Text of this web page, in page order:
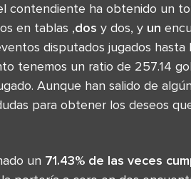
contendiente ha obtenido un
en tablas ,dos y dos, y un
disputados jugados
tenemos un ratio de 257.14
Aunque han salido de
para obtener los deseos
un 71.43% de las veces